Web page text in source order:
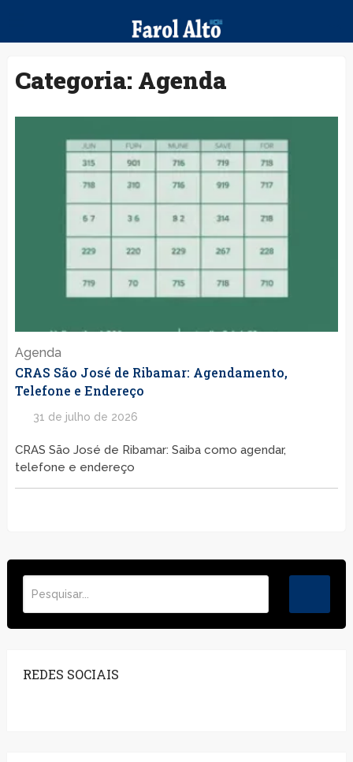
Categoria: Agenda
Agenda
CRAS São José de Ribamar: Agendamento,
Telefone e Endereço
31 de julho de 2026
CRAS São José de Ribamar: Saiba como agendar,
telefone e endereço
REDES SOCIAIS